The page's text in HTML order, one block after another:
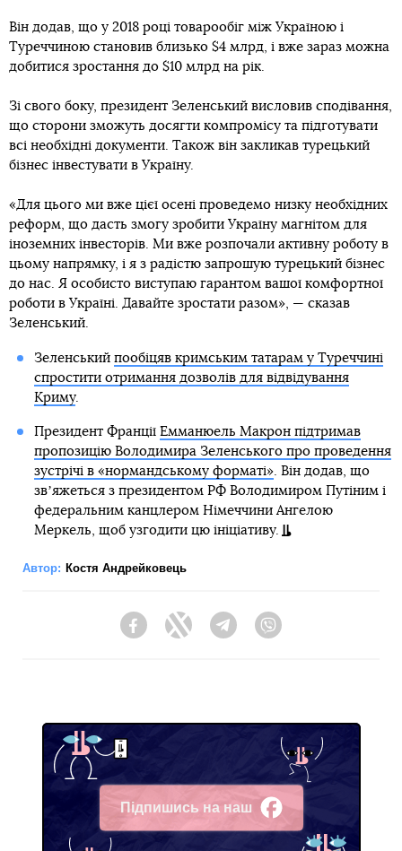
Він додав, що у 2018 році товарообіг між Україною і
Туреччиною становив близько $4 млрд, і вже зараз можна
добитися зростання до $10 млрд на рік.
Зі свого боку, президент Зеленський висловив сподівання,
що сторони зможуть досягти компромісу та підготувати
всі необхідні документи. Також він закликав турецький
бізнес інвестувати в Україну.
«Для цього ми вже цієї осені проведемо низку необхідних
реформ, що дасть змогу зробити Україну магнітом для
іноземних інвесторів. Ми вже розпочали активну роботу в
цьому напрямку, і я з радістю запрошую турецький бізнес
до нас. Я особисто виступаю гарантом вашої комфортної
роботи в Україні. Давайте зростати разом», — сказав
Зеленський.
Зеленський пообіцяв кримським татарам у Туреччині
спростити отримання дозволів для відвідування
Криму.
Президент Франції Емманюель Макрон підтримав
пропозицію Володимира Зеленського про проведення
зустрічі в «нормандському форматі». Він додав, що
звʼяжеться з президентом РФ Володимиром Путіним і
федеральним канцлером Німеччини Ангелою
Меркель, щоб узгодити цю ініціативу.
Автор: Костя Андрейковець
FacebookTwitter Telegram
Підпишись на наш
Facebook